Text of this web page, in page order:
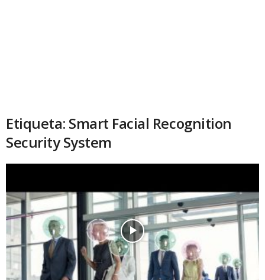
Etiqueta: Smart Facial Recognition
Security System